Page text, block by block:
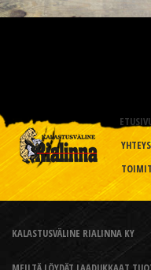
KALASTUSVÄLINE RIALINNA KY